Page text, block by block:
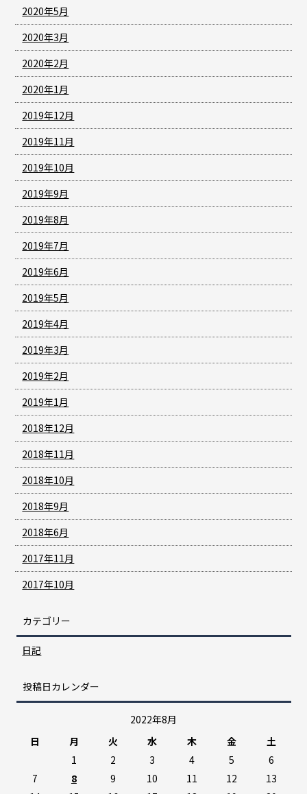
2020年5月
2020年3月
2020年2月
2020年1月
2019年12月
2019年11月
2019年10月
2019年9月
2019年8月
2019年7月
2019年6月
2019年5月
2019年4月
2019年3月
2019年2月
2019年1月
2018年12月
2018年11月
2018年10月
2018年9月
2018年6月
2017年11月
2017年10月
カテゴリー
日記
投稿日カレンダー
2022年8月
日
月 火 水 木 金
土
1
2 3 4 5
6
7
8 9 10 11 12
13